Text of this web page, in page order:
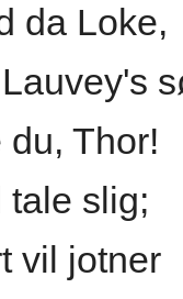
da Loke,
du, Thor!
tale slig;
vil jotner